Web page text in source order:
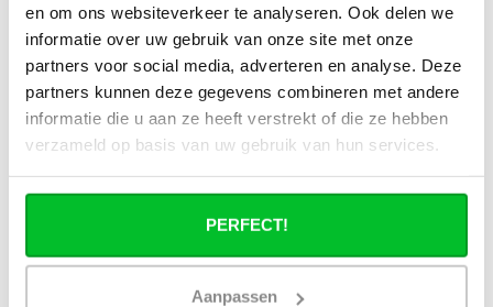
en om ons websiteverkeer te analyseren. Ook delen we
informatie over uw gebruik van onze site met onze
partners voor social media, adverteren en analyse. Deze
partners kunnen deze gegevens combineren met andere
informatie die u aan ze heeft verstrekt of die ze hebben
verzameld op basis van uw gebruik van hun services.
PERFECT!
Aanpassen
en combinaison avec un chauffage
urbain ?
Un radiateur panneau fonctionne-t-il à
40°C ?
Avez-vous une question à propos de se produit.
Simon est heureux de vous aider et peut répondre à